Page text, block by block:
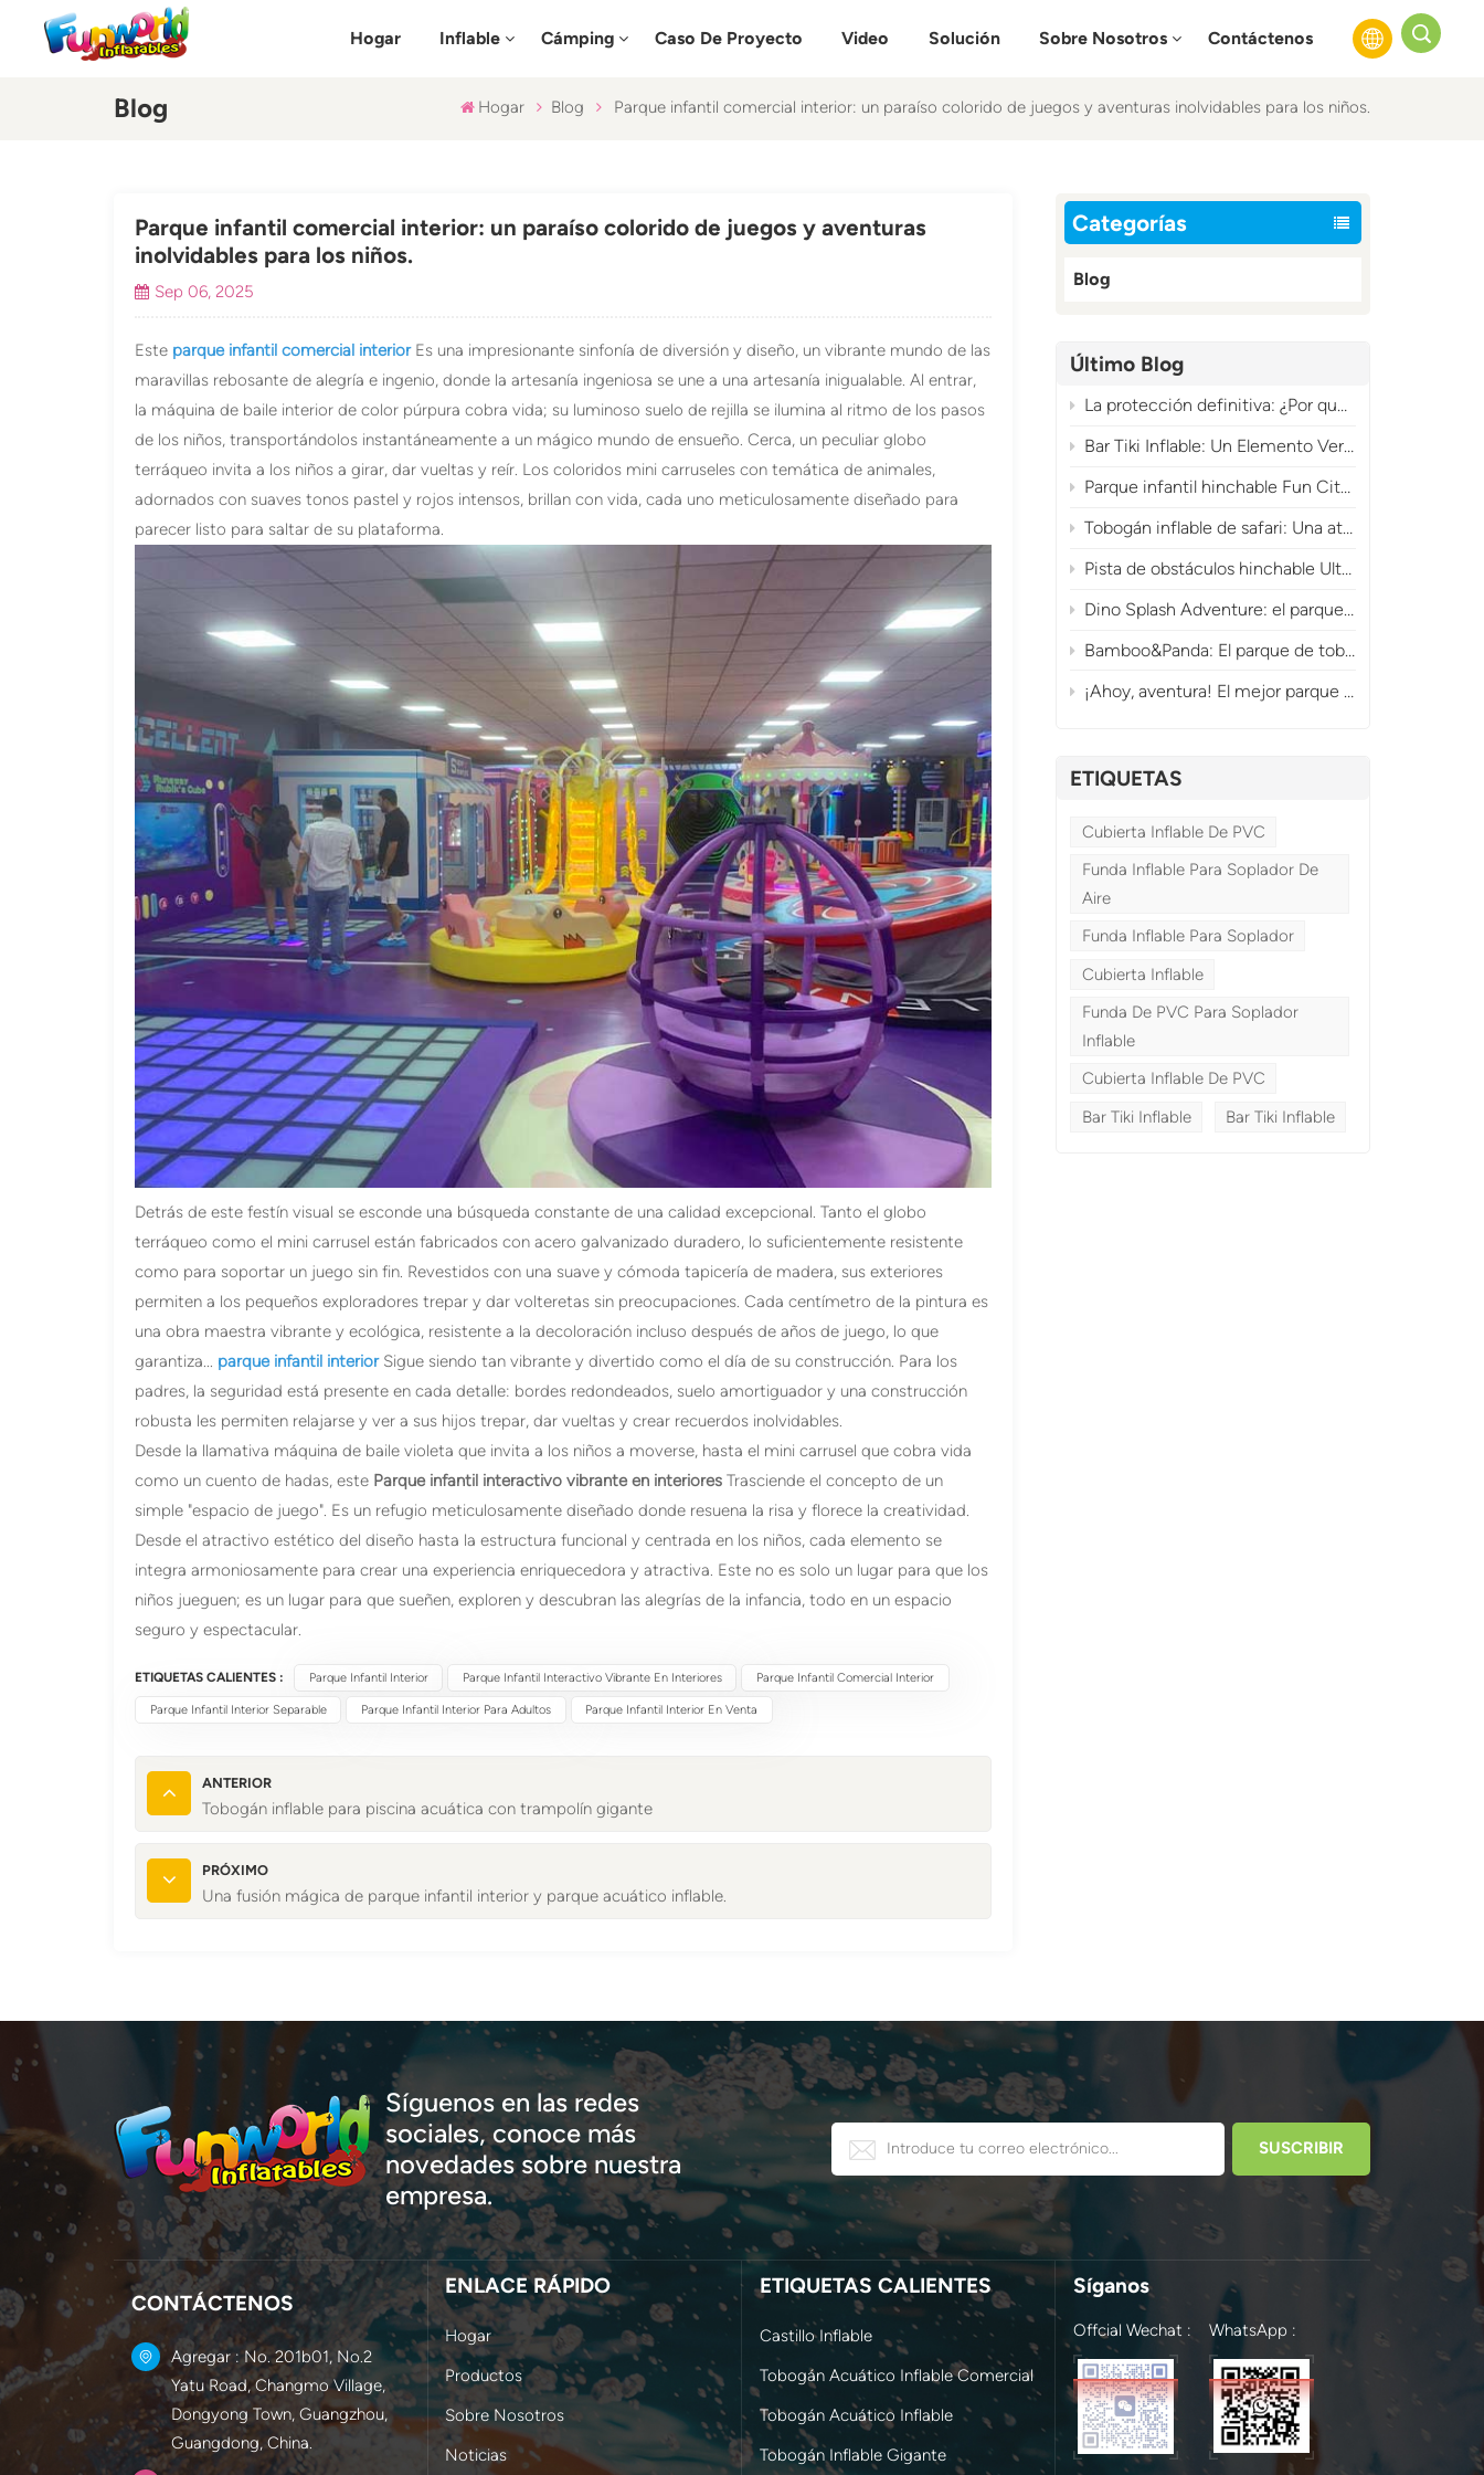
Hogar Inflable Cámping Caso De Proyecto Video Solución Sobre Nosotros Contáctenos
Blog Hogar Blog Parque infantil comercial interior: un paraíso colorido de juegos y aventuras inolvidables para los niños.
Categorías
Blog
Último Blog
La protección definitiva: ¿Por qué tu soplador de aire inflable necesita una funda?
Bar Tiki Inflable: Un Elemento Versátil para Eventos Tropicales Imprescindible
Parque infantil hinchable Fun City: una atracción comercial de gran rentabilidad con temática de carnaval.
Tobogán inflable de safari: Una atracción comercial de la jungla que genera grandes ingresos.
Pista de obstáculos hinchable Ultimate Dragon Adventure Playland para diversión comercial.
Dino Splash Adventure: el parque acuático inflable prehistórico
Bamboo&Panda: El parque de toboganes inflables con forma de panda
¡Ahoy, aventura! El mejor parque de obstáculos y toboganes inflables con temática pirata.
ETIQUETAS
Cubierta Inflable De PVC
Funda Inflable Para Soplador De
Aire
Funda Inflable Para Soplador
Cubierta Inflable
Funda De PVC Para Soplador
Inflable
Cubierta Inflable De PVC
Bar Tiki Inflable
Bar Tiki Inflable
Parque infantil comercial interior: un paraíso colorido de juegos y aventuras
inolvidables para los niños.
Sep 06, 2025
Este parque infantil comercial interiorEs una impresionante sinfonía de diversión y diseño, un vibrante mundo de las
maravillas rebosante de alegría e ingenio, donde la artesanía ingeniosa se une a una artesanía inigualable. Al entrar,
la máquina de baile interior de color púrpura cobra vida; su luminoso suelo de rejilla se ilumina al ritmo de los pasos
de los niños, transportándolos instantáneamente a un mágico mundo de ensueño. Cerca, un peculiar globo
terráqueo invita a los niños a girar, dar vueltas y reír. Los coloridos mini carruseles con temática de animales,
adornados con suaves tonos pastel y rojos intensos, brillan con vida, cada uno meticulosamente diseñado para
parecer listo para saltar de su plataforma.
Detrás de este festín visual se esconde una búsqueda constante de una calidad excepcional. Tanto el globo
terráqueo como el mini carrusel están fabricados con acero galvanizado duradero, lo suficientemente resistente
como para soportar un juego sin fin. Revestidos con una suave y cómoda tapicería de madera, sus exteriores
permiten a los pequeños exploradores trepar y dar volteretas sin preocupaciones. Cada centímetro de la pintura es
una obra maestra vibrante y ecológica, resistente a la decoloración incluso después de años de juego, lo que
garantiza... parque infantil interiorSigue siendo tan vibrante y divertido como el día de su construcción. Para los
padres, la seguridad está presente en cada detalle: bordes redondeados, suelo amortiguador y una construcción
robusta les permiten relajarse y ver a sus hijos trepar, dar vueltas y crear recuerdos inolvidables.
Desde la llamativa máquina de baile violeta que invita a los niños a moverse, hasta el mini carrusel que cobra vida
como un cuento de hadas, este Parque infantil interactivo vibrante en interiores Trasciende el concepto de un
simple "espacio de juego". Es un refugio meticulosamente diseñado donde resuena la risa y florece la creatividad.
Desde el atractivo estético del diseño hasta la estructura funcional y centrada en los niños, cada elemento se
integra armoniosamente para crear una experiencia enriquecedora y atractiva. Este no es solo un lugar para que los
niños jueguen; es un lugar para que sueñen, exploren y descubran las alegrías de la infancia, todo en un espacio
seguro y espectacular.
ETIQUETAS CALIENTES : Parque Infantil Interior Parque Infantil Interactivo Vibrante En Interiores Parque Infantil Comercial Interior
Parque Infantil Interior Separable Parque Infantil Interior Para Adultos Parque Infantil Interior En Venta
ANTERIOR
Tobogán inflable para piscina acuática con trampolín gigante
PRÓXIMO
Una fusión mágica de parque infantil interior y parque acuático inflable.
Síguenos en las redes
sociales, conoce más
novedades sobre nuestra
empresa.
CONTÁCTENOS
Agregar : No. 201b01, No.2
Yatu Road, Changmo Village,
Dongyong Town, Guangzhou,
Guangdong, China.
ENLACE RÁPIDO
Hogar
Productos
Sobre Nosotros
Noticias
ETIQUETAS CALIENTES
Castillo Inflable
Tobogán Acuático Inflable Comercial
Tobogán Acuático Inflable
Tobogán Inflable Gigante
Síganos
Offcial Wechat : WhatsApp :